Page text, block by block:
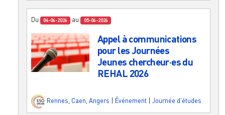
Du 04-06-2026 au 05-06-2026
Appel à communications
pour les Journées
Jeunes chercheur·es du
REHAL 2026
Rennes Caen Angers Événement Journée d'études